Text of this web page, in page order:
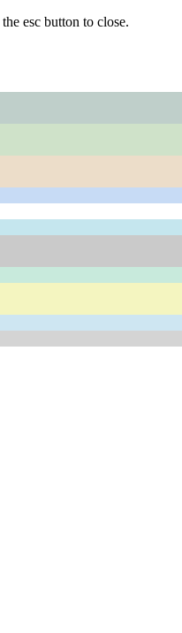
esc button to close.